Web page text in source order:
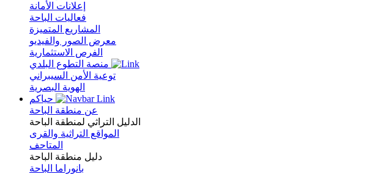
إعلانات الأمانة
فعاليات الباحة
المشاريع المتميزة
معرض الصور والفيديو
الفرص الاستثمارية
منصة التطوع البلدي
توعية الأمن السيبراني
الهوية البصرية
عن منطقة الباحة
الدليل التراثي لمنطقة الباحة
المواقع التراثية والقرى
المتاحف
دليل منطقة الباحة
بانوراما الباحة